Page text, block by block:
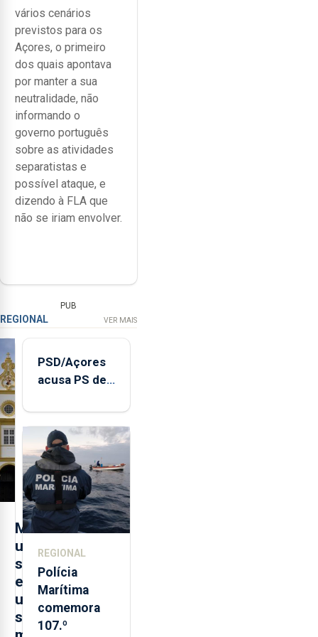
vários cenários
previstos para os
Açores, o primeiro
dos quais apontava
por manter a sua
neutralidade, não
informando o
governo português
sobre as atividades
separatistas e
possível ataque, e
dizendo à FLA que
não se iriam envolver.
PUB
REGIONAL VER MAIS
M
u
s
e
u
s
PSD/Açores
acusa PS de
contraditória"
sobre
evolução
turística
REGIONAL
Polícia
Marítima
comemora
107.º